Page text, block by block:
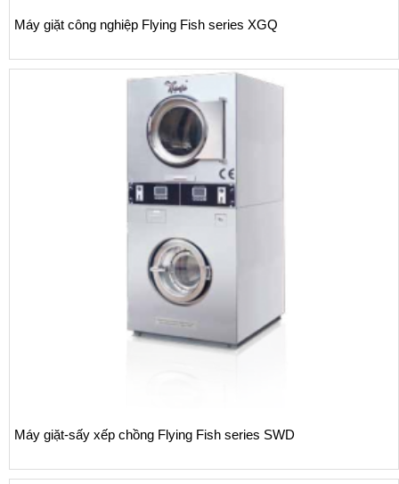
Máy giặt công nghiệp Flying Fish series XGQ
Máy giặt-sấy xếp chồng Flying Fish series SWD